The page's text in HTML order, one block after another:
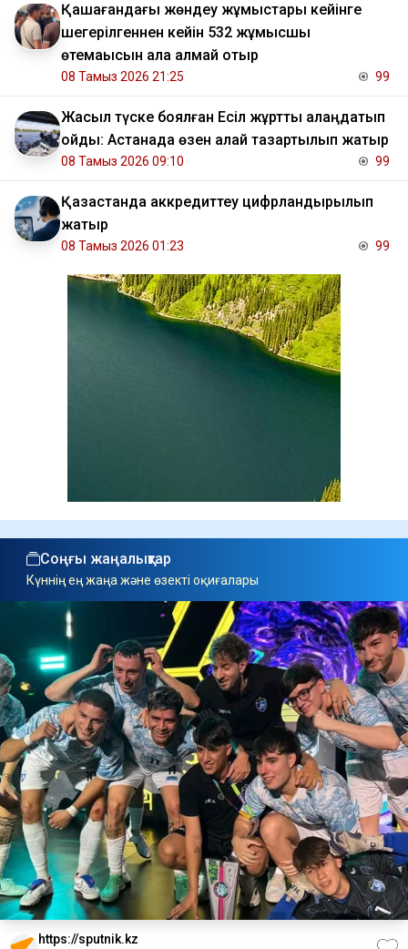
Қашағандағы жөндеу жұмыстары кейінге
шегерілгеннен кейін 532 жұмысшы
өтемақысын ала алмай отыр
08 Тамыз 2026 21:25 99
Жасыл түске боялған Есіл жұртты алаңдатып
қойды: Астанада өзен қалай тазартылып жатыр
08 Тамыз 2026 09:10 99
Қазақстанда аккредиттеу цифрландырылып
жатыр
08 Тамыз 2026 01:23 99
Соңғы жаңалықтар
Күннің ең жаңа және өзекті оқиғалары
https://sputnik.kz